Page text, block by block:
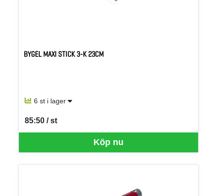
BYGEL MAXI STICK 3-K 23CM
6 st i lager
Köp nu
85:50 / st
SEK per ST